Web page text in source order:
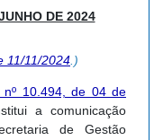
DE 2024
11/11/2024 .)
nº 10.494, de 04 de
a comunicação
de Gestão